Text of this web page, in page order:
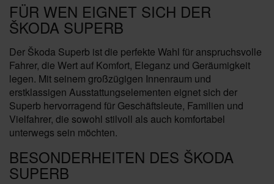
FÜR WEN EIGNET SICH DER
ŠKODA SUPERB
Der Škoda Superb ist die perfekte Wahl für anspruchsvolle
Fahrer, die Wert auf Komfort, Eleganz und Geräumigkeit
legen. Mit seinem großzügigen Innenraum und
erstklassigen Ausstattungselementen eignet sich der
Superb hervorragend für Geschäftsleute, Familien und
Vielfahrer, die sowohl stilvoll als auch komfortabel
unterwegs sein möchten.
BESONDERHEITEN DES ŠKODA
SUPERB